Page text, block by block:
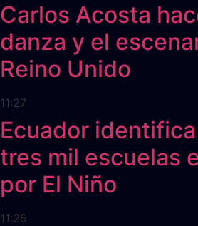
Carlos Acosta
danza y el
Reino Unido
11:27
Ecuador
tres mil escuelas
por El Niño
11:25